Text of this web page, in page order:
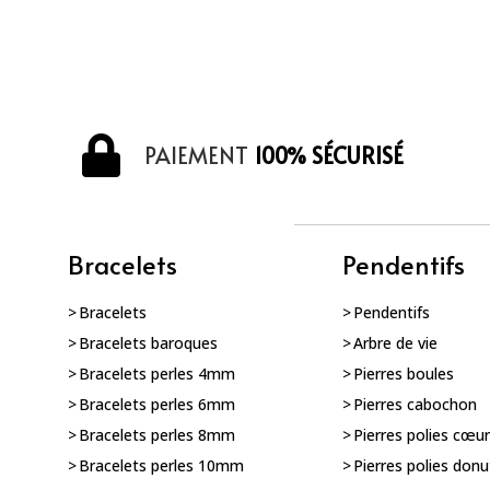
PAIEMENT 100% SÉCURISÉ
Bracelets
Bracelets
Bracelets baroques
Bracelets perles 4mm
Bracelets perles 6mm
Bracelets perles 8mm
Bracelets perles 10mm
Pendentifs
Pendentifs
Arbre de vie
Pierres boules
Pierres cabochon
Pierres polies cœur
Pierres polies